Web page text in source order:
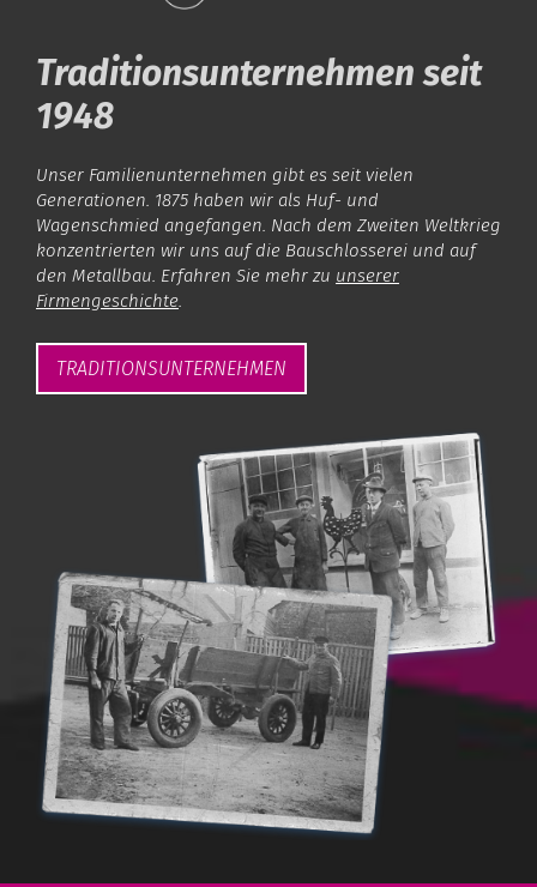
Traditionsunternehmen seit
1948
Unser Familienunternehmen gibt es seit vielen
Generationen. 1875 haben wir als Huf- und
Wagenschmied angefangen. Nach dem Zweiten Weltkrieg
konzentrierten wir uns auf die Bauschlosserei und auf
den Metallbau. Erfahren Sie mehr zu unserer
Firmengeschichte.
TRADITIONSUNTERNEHMEN